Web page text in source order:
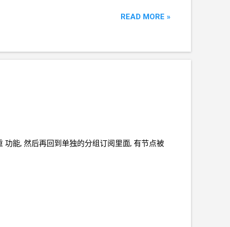
READ MORE »
功能, 然后再回到单独的分组订阅里面, 有节点被